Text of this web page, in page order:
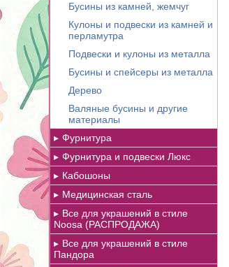
Бусины из камней, жемчуг
Кулоны и подвески из камней и
перламутра
Подвески и кулоны из металла
Бусины и спейсеры из металла
Дерево
Валяные бусины и другие
материалы
Фурнитура
Фурнитура и подвески Люкс
Кабошоны
Медицинская сталь
Все для украшений в стиле
Noosa (РАСПРОДАЖА)
Все для украшений в стиле
Пандора